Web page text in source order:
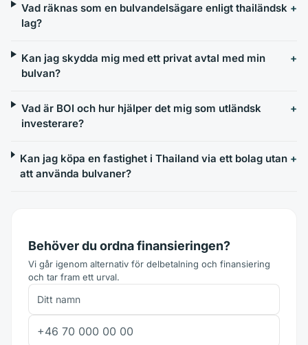
Vad räknas som en bulvandelsägare enligt thailändsk
lag?
Kan jag skydda mig med ett privat avtal med min
bulvan?
Vad är BOI och hur hjälper det mig som utländsk
investerare?
Kan jag köpa en fastighet i Thailand via ett bolag utan
att använda bulvaner?
Behöver du ordna finansieringen?
Vi går igenom alternativ för delbetalning och finansiering
och tar fram ett urval.